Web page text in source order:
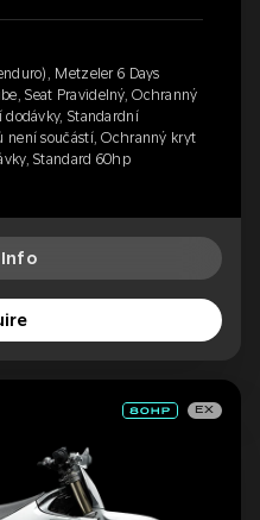
Metzeler 6 Days
Seat Pravidelný, Ochranný
Standardní
není součástí, Ochranný kryt
Standard 60hp
Info
EX